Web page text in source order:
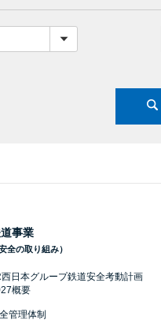
事業
安全の取り組み）
日本グループ鉄道安全考動計画
概要
管理体制